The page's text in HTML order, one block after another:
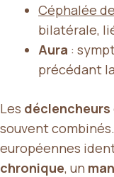
Céphalée
bilatérale,
Aura :
précédant
Les déclencheurs
souvent
européennes
chronique, un